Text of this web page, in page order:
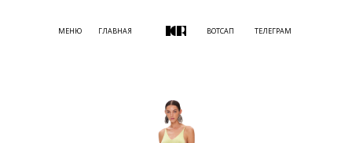
ВОТСАП ТЕЛЕГРАМ
МЕНЮ ГЛАВНАЯ